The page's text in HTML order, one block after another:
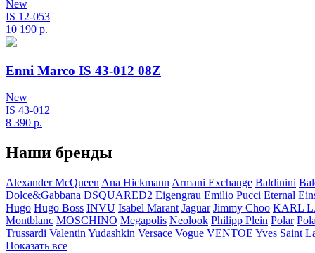
New
IS 12-053
10 190 р.
Enni Marco IS 43-012 08Z
New
IS 43-012
8 390 р.
Наши бренды
Alexander McQueen Ana Hickmann Armani Exchange Baldinini
Dolce&Gabbana DSQUARED2 Eigengrau Emilio Pucci Eternal
Hugo Hugo Boss INVU Isabel Marant Jaguar Jimmy Choo KARL
Montblanc MOSCHINO Megapolis Neolook Philipp Plein Polar
Trussardi Valentin Yudashkin Versace Vogue VENTOE Yves Saint
Показать все